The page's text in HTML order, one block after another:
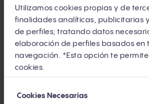
Utilizamos cookies propias y de
finalidades analíticas, publicitarias
de perfiles; tratando datos
elaboración de perfiles basados en
navegación. *Esta opción te
cookies.
deCookies Necesarias
Remarketing de búsqueda.
remarketing dentro de las
propio Google.
Remarketing en YouTube
aparecen antes del vídeo que